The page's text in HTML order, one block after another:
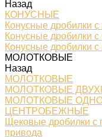
Назад
КОНУСНЫЕ
Конусные дробилки
Конусные дробилки
Конусные дробилки
МОЛОТКОВЫЕ
Назад
МОЛОТКОВЫЕ
МОЛОТКОВЫЕ
МОЛОТКОВЫЕ
ЦЕНТРОБЕЖНЫЕ
Щековые дробилки с
привода